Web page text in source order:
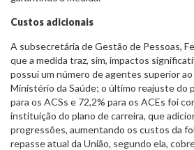
Custos adicionais
A subsecretária de Gestão de Pessoas,
que a medida traz, sim, impactos
possui um número de agentes superior
Ministério da Saúde; o último reajuste do
para os ACSs e 72,2% para os ACEs foi
instituição do plano de carreira, que
progressões, aumentando os custos da
repasse atual da União, segundo ela,